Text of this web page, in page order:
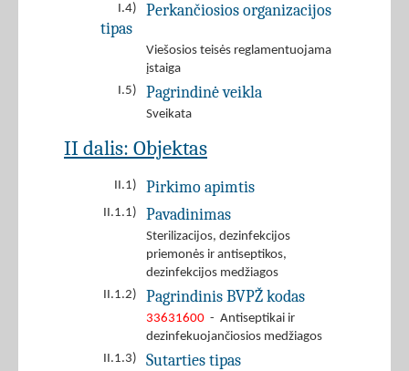
I.4)
Perkančiosios organizacijos
tipas
Viešosios teisės reglamentuojama
įstaiga
I.5)
Pagrindinė veikla
Sveikata
II dalis: Objektas
II.1) Pirkimo apimtis
II.1.1) Pavadinimas
Sterilizacijos, dezinfekcijos
priemonės ir antiseptikos,
dezinfekcijos medžiagos
II.1.2)
Pagrindinis BVPŽ kodas
33631600 - Antiseptikai ir
dezinfekuojančiosios medžiagos
II.1.3)
Sutarties tipas